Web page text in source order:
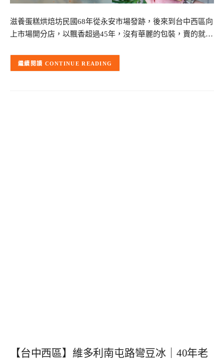
滋養蛋糕烘焙坊民國68年從永安市場發跡，後來到台中西區向
上市場開分店，以飄香超過45年，沒有華麗的包裝，賣的就…
CONTINUE READING
【台中西區】維多利南屯路彎豆冰｜40年老